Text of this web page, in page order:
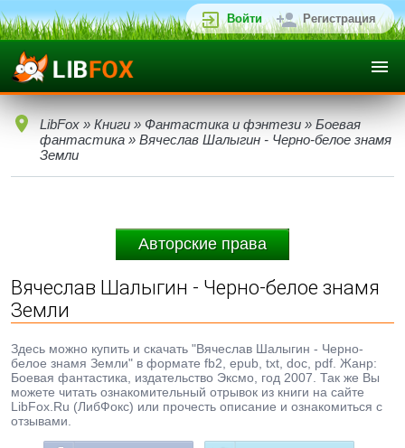
Войти Регистрация
LibFox » Книги » Фантастика и фэнтези » Боевая
фантастика » Вячеслав Шалыгин - Черно-белое знамя
Земли
Авторские права
Вячеслав Шалыгин - Черно-белое знамя
Земли
Здесь можно купить и скачать "Вячеслав Шалыгин - Черно-
белое знамя Земли" в формате fb2, epub, txt, doc, pdf. Жанр:
Боевая фантастика, издательство Эксмо, год 2007. Так же Вы
можете читать ознакомительный отрывок из книги на сайте
LibFox.Ru (ЛибФокс) или прочесть описание и ознакомиться с
отзывами.